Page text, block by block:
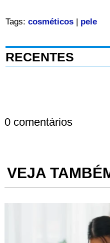
Tags: cosméticos| pele
RECENTES
0 comentários
VEJA